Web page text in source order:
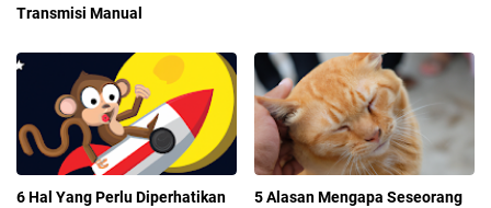
Transmisi Manual
6 Hal Yang Perlu Diperhatikan
5 Alasan Mengapa Seseorang